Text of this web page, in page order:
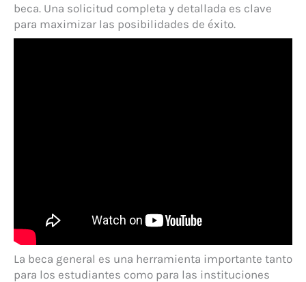
beca. Una solicitud completa y detallada es clave
para maximizar las posibilidades de éxito.
La beca general es una herramienta importante tanto
para los estudiantes como para las instituciones